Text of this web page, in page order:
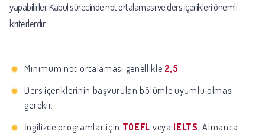
yapabilirler. Kabul sürecinde not ortalaması ve ders içerikleri önemli
kriterlerdir.
Minimum not ortalaması genellikle 2,5
Ders içeriklerinin başvurulan bölümle uyumlu olması
gerekir.
İngilizce programlar için TOEFL veya IELTS, Almanca